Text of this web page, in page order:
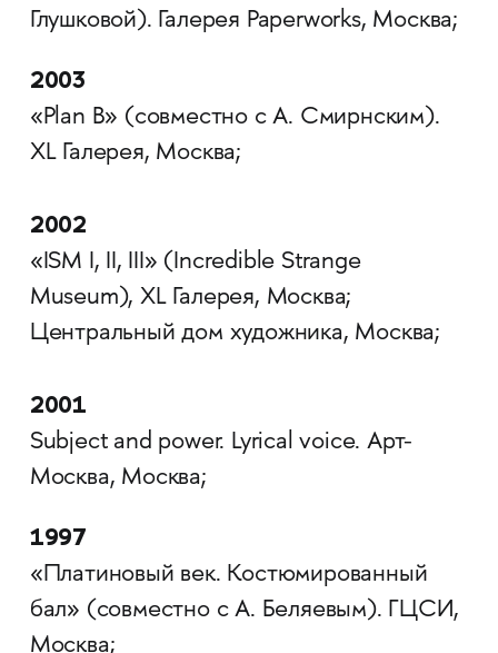
Глушковой). Галерея Paperworks, Москва;
2003
«Plan B» (совместно с А. Смирнским).
XL Галерея, Москва;
2002
«ISM I, II, III» (Incredible Strange
Museum), XL Галерея, Москва;
Центральный дом художника, Москва;
2001
Subject and power. Lyrical voice. Арт-
Москва, Москва;
1997
«Платиновый век. Костюмированный
бал» (совместно с А. Беляевым). ГЦСИ,
Москва;